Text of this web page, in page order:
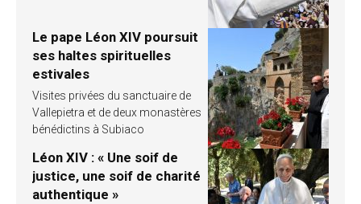
Le pape Léon XIV poursuit
ses haltes spirituelles
estivales
Visites privées du sanctuaire de
Vallepietra et de deux monastères
bénédictins à Subiaco
Léon XIV : « Une soif de
justice, une soif de charité
authentique »